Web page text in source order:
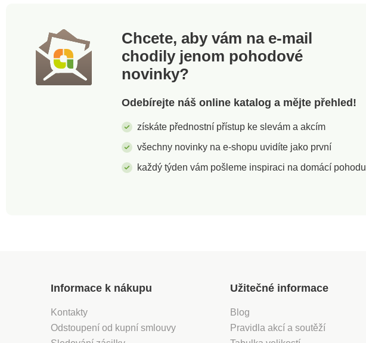
Chcete, aby vám na e-mail
chodily jenom pohodové
novinky?
Odebírejte náš online katalog a mějte přehled!
získáte přednostní přístup ke slevám a akcím
všechny novinky na e-shopu uvidíte jako první
každý týden vám pošleme inspiraci na domácí pohodu
Informace k nákupu
Kontakty
Odstoupení od kupní smlouvy
Užitečné informace
Blog
Pravidla akcí a soutěží